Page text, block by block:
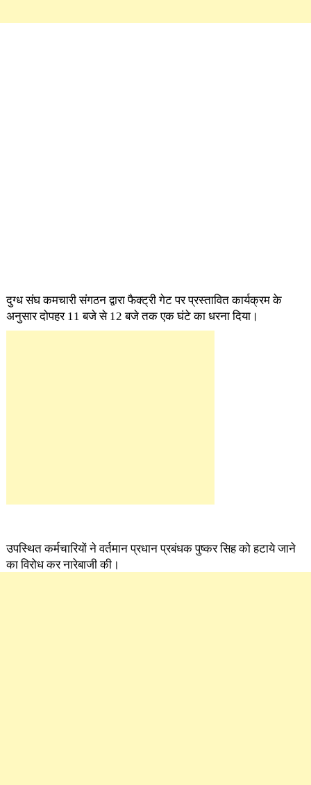
दुग्ध संघ कमचारी संगठन द्वारा फैक्ट्री गेट पर प्रस्तावित कार्यक्रम के
अनुसार दोपहर 11 बजे से 12 बजे तक एक घंटे का धरना दिया।
उपस्थित कर्मचारियों ने वर्तमान प्रधान प्रबंधक पुष्कर सिह को हटाये जाने
का विरोध कर नारेबाजी की।